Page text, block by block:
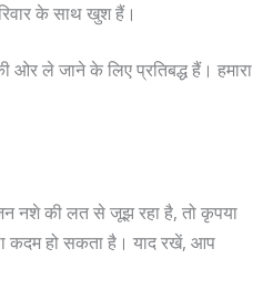
के साथ खुश हैं।
ले जाने के लिए प्रतिबद्ध हैं। हमारा
नशे की लत से जूझ रहा है, तो कृपया
कदम हो सकता है। याद रखें, आप